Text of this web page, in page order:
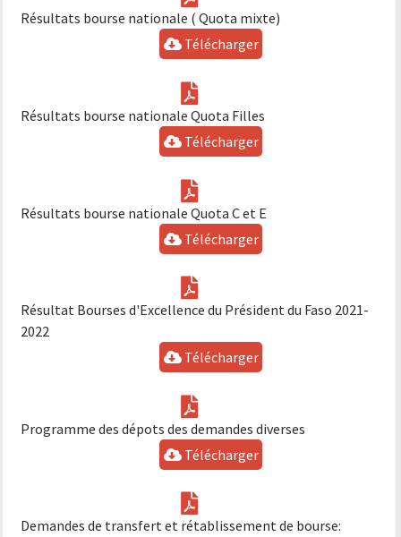
Résultats bourse nationale ( Quota mixte)
Télécharger
Résultats bourse nationale Quota Filles
Télécharger
Résultats bourse nationale Quota C et E
Télécharger
Résultat Bourses d'Excellence du Président du Faso 2021-
2022
Télécharger
Programme des dépots des demandes diverses
Télécharger
Demandes de transfert et rétablissement de bourse: